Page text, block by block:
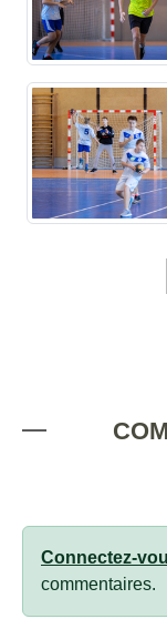
Connectez-
commentaires.